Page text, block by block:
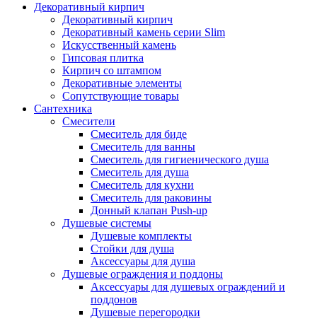
Декоративный кирпич
Декоративный кирпич
Декоративный камень серии Slim
Искусственный камень
Гипсовая плитка
Кирпич со штампом
Декоративные элементы
Сопутствующие товары
Сантехника
Смесители
Смеситель для биде
Смеситель для ванны
Смеситель для гигиенического душа
Смеситель для душа
Смеситель для кухни
Смеситель для раковины
Донный клапан Push-up
Душевые системы
Душевые комплекты
Стойки для душа
Аксессуары для душа
Душевые ограждения и поддоны
Аксессуары для душевых ограждений и
поддонов
Душевые перегородки